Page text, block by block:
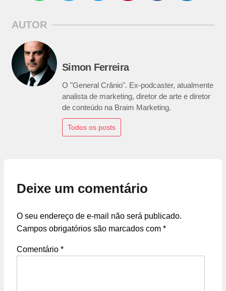
AUTOR
Simon Ferreira
O "General Crânio". Ex-podcaster, atualmente
analista de marketing, diretor de arte e diretor
de conteúdo na Braim Marketing.
Todos os posts
Deixe um comentário
O seu endereço de e-mail não será publicado.
Campos obrigatórios são marcados com *
Comentário *